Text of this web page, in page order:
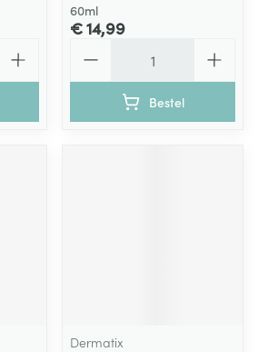
60ml
€ 14,99
Bestel
Dermatix